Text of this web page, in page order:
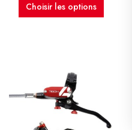
Choisir les options